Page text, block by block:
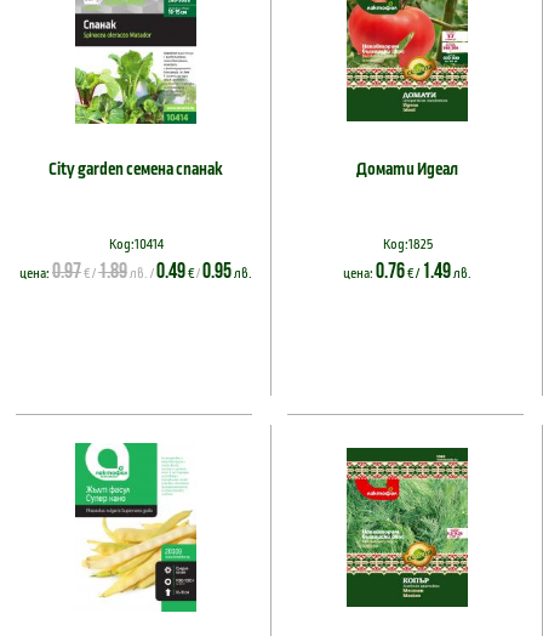
City garden семена спанак
Код:10414
цена: 0.97€ /1.89 лв. /0.49€/0.95лв.
Домати Идеал
Код:1825
цена: 0.76€ / 1.49лв.